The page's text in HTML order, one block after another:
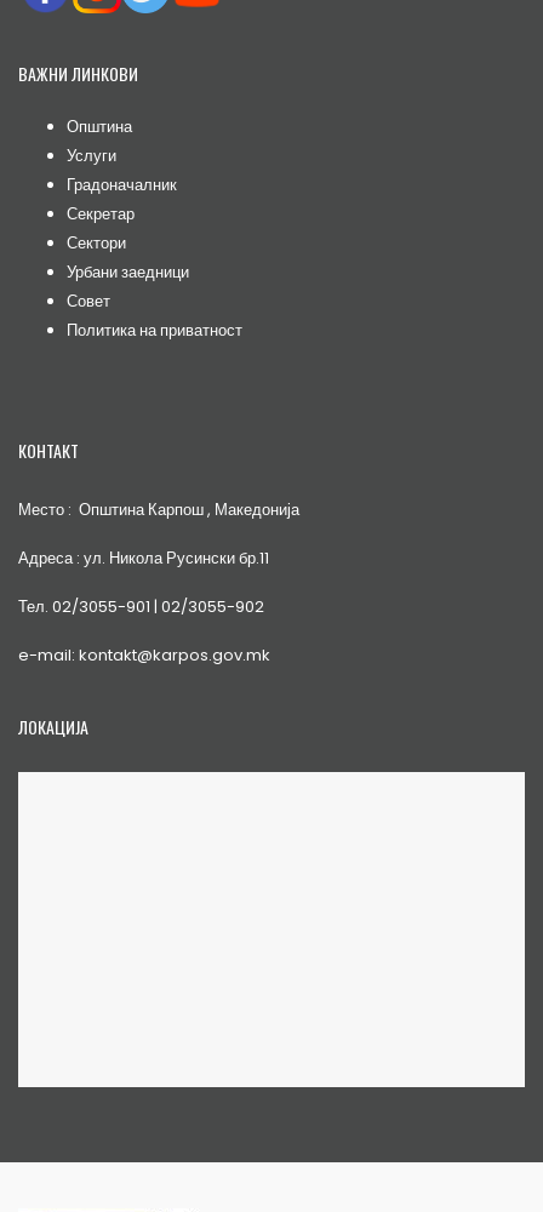
ВАЖНИ ЛИНКОВИ
Општина
Услуги
Градоначалник
Секретар
Сектори
Урбани заедници
Совет
Политика на приватност
КОНТАКТ
Место : Општина Карпош , Македонија
Адреса : ул. Никола Русински бр.11
Тел. 02/3055-901 | 02/3055-902
e-mail: kontakt@karpos.gov.mk
ЛОКАЦИЈА